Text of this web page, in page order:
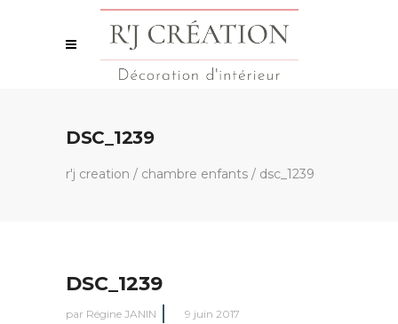
DSC_1239
r'j creation / chambre enfants / dsc_1239
DSC_1239
par Régine JANIN 9 juin 2017